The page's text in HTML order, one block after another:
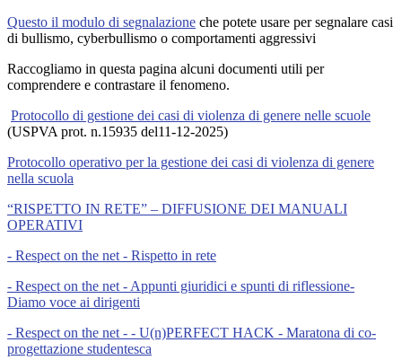
Questo il modulo di segnalazione che potete usare per segnalare casi
di bullismo, cyberbullismo o comportamenti aggressivi
Raccogliamo in questa pagina alcuni documenti utili per
comprendere e contrastare il fenomeno.
Protocollo di gestione dei casi di violenza di genere nelle scuole
(USPVA prot. n.15935 del11-12-2025)
Protocollo operativo per la gestione dei casi di violenza di genere
nella scuola
“RISPETTO IN RETE” – DIFFUSIONE DEI MANUALI
OPERATIVI
- Respect on the net - Rispetto in rete
- Respect on the net - Appunti giuridici e spunti di riflessione-
Diamo voce ai dirigenti
- Respect on the net - - U(n)PERFECT HACK - Maratona di co-
progettazione studentesca